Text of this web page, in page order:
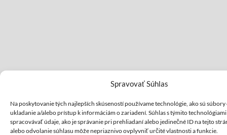
Spravovať Súhlas
Na poskytovanie tých najlepších skúseností používame technológie, ako sú súbory
ukladanie a/alebo prístup k informáciám o zariadení. Súhlas s týmito
spracovávať údaje, ako je správanie pri prehliadaní alebo jedinečné ID na tejto
alebo odvolanie súhlasu môže nepriaznivo ovplyvniť určité vlastnosti a funkcie.